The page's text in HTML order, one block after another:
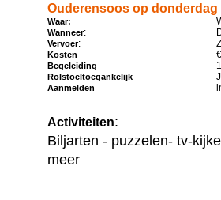
Ouderensoos op donderdag
Waar:
Wanneer:
Vervoer:
Kosten
Begeleiding
Rolstoeltoegankelijk
Aanmelden
Activiteiten:
Biljarten - puzzelen- tv-
meer